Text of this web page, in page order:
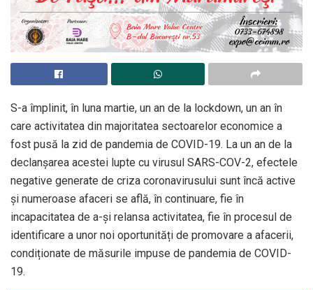
S-a împlinit, în luna martie, un an de la lockdown, un an în
care activitatea din majoritatea sectoarelor economice a
fost pusă la zid de pandemia de COVID-19. La un an de la
declanșarea acestei lupte cu virusul SARS-COV-2, efectele
negative generate de criza coronavirusului sunt încă active
și numeroase afaceri se află, în continuare, fie în
incapacitatea de a-și relansa activitatea, fie în procesul de
identificare a unor noi oportunități de promovare a afacerii,
condiționate de măsurile impuse de pandemia de COVID-
19.